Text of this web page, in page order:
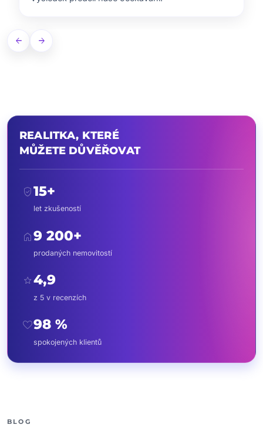
arrow_back arrow_forward
REALITKA, KTERÉ
MŮŽETE DŮVĚŘOVAT
verified_user15+
let zkušeností
home9 200+
prodaných nemovitostí
star4,9
z 5 v recenzích
favorite98 %
spokojených klientů
BLOG